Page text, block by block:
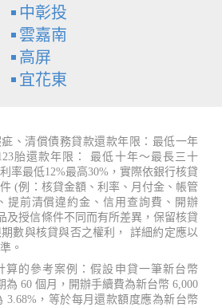
中彰投
雲嘉南
高屏
宜花東
、清償債務貸款還款年限：最低一年
胎還款年限： 最低十年～最長三十
率最低12%最高30%，實際依銀行核貸
(例：核貸金額、利率、月付金、帳管
提前清償違約金、信用查詢費、開辦
授信條件不同而有所差異，保留核貸
數與核貸與否之權利， 詳細約定應以
。
算的參考案例：假設申貸一筆新台幣
為 60 個月，開辦手續費為新台幣 6,000
3.68%，等於每月還款額度應為新台幣